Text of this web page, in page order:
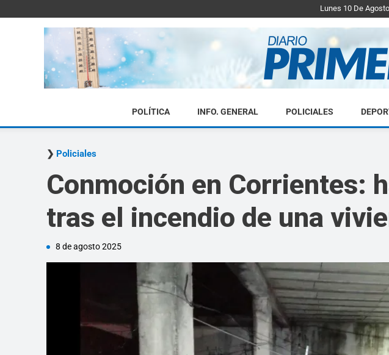
Lunes 10 De
POLÍTICA INFO. GENERAL POLICIALES
Policiales
Conmoción en Corrientes:
tras el incendio de una
8 de agosto 2025